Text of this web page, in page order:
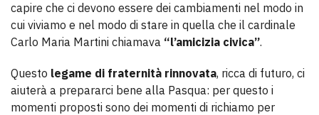
capire che ci devono essere dei cambiamenti nel modo in
cui viviamo e nel modo di stare in quella che il cardinale
Carlo Maria Martini chiamava “l’amicizia civica”.
Questo legame di fraternità rinnovata, ricca di futuro, ci
aiuterà a prepararci bene alla Pasqua: per questo i
momenti proposti sono dei momenti di richiamo per